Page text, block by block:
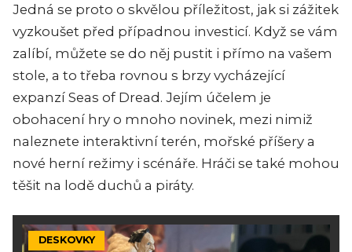
Jedná se proto o skvělou příležitost, jak si zážitek
vyzkoušet před případnou investicí. Když se vám
zalíbí, můžete se do něj pustit i přímo na vašem
stole, a to třeba rovnou s brzy vycházející
expanzí Seas of Dread. Jejím účelem je
obohacení hry o mnoho novinek, mezi nimiž
naleznete interaktivní terén, mořské příšery a
nové herní režimy i scénáře. Hráči se také mohou
těšit na lodě duchů a piráty.
DESKOVKY